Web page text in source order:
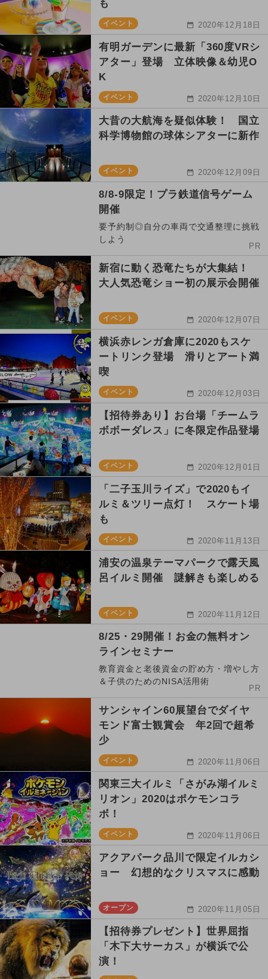
も
イベント 2020年12月18日
有明ガーデンに最新「360度VRシ
アター」登場 立体映像＆幼児O
K
イベント 2020年12月10日
大昔の大航海を疑似体験！ 国立
科学博物館の球体シアターに新作
イベント 2020年12月09日
8/8-9限定！プラ鉄道信号ゲーム
開催
要予約制◎自分の車両で交通整理に挑戦
しよう
PR
新宿に動く恐竜たちが大集結！
大人気恐竜ショー初の展示会開催
イベント 2020年12月07日
横浜赤レンガ倉庫に2020もスケ
ートリンク登場 滑りとアート満
喫
イベント 2020年12月03日
【招待券あり】お台場「チームラ
ボボーダレス」に冬限定作品登場
イベント 2020年12月01日
「二子玉川ライズ」で2020もイ
ルミ＆ツリー点灯！ スケート場
も
イベント 2020年11月13日
浦安の温泉テーマパークで露天風
呂イルミ開催 謎解きも楽しめる
イベント 2020年11月12日
8/25・29開催！お金の無料オン
ラインセミナー
教育資金と老後資金の貯め方・増やし方
＆子供のためのNISA活用術
PR
サンシャイン60展望台でダイヤ
モンド富士観賞会 年2回で超希
少
イベント 2020年11月06日
関東三大イルミ「さがみ湖イルミ
リオン」2020はポケモンコラ
ボ！
イベント 2020年11月06日
アクアパーク品川で限定イルカシ
ョー 幻想的なクリスマスに感動
オープン 2020年11月05日
【招待券プレゼント】世界屈指
「木下大サーカス」が横浜で公
演！